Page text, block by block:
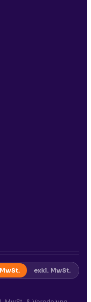
exkl. MwSt.